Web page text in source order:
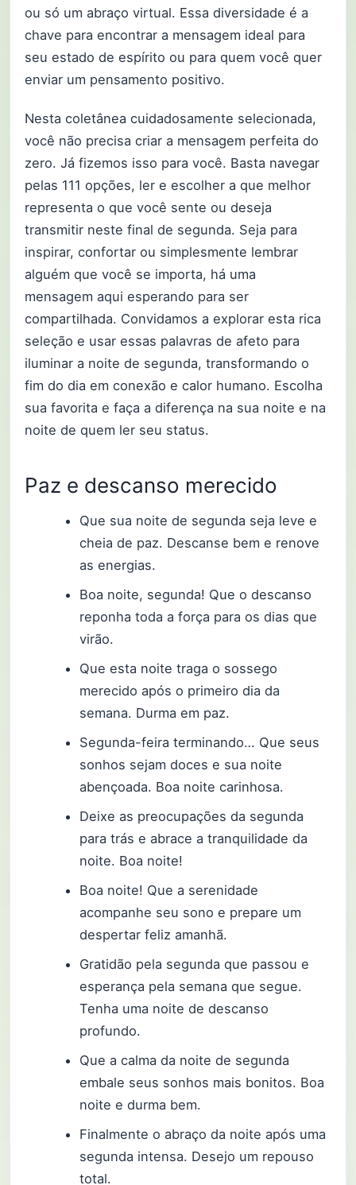
ou só um abraço virtual. Essa diversidade é a
chave para encontrar a mensagem ideal para
seu estado de espírito ou para quem você quer
enviar um pensamento positivo.
Nesta coletânea cuidadosamente selecionada,
você não precisa criar a mensagem perfeita do
zero. Já fizemos isso para você. Basta navegar
pelas 111 opções, ler e escolher a que melhor
representa o que você sente ou deseja
transmitir neste final de segunda. Seja para
inspirar, confortar ou simplesmente lembrar
alguém que você se importa, há uma
mensagem aqui esperando para ser
compartilhada. Convidamos a explorar esta rica
seleção e usar essas palavras de afeto para
iluminar a noite de segunda, transformando o
fim do dia em conexão e calor humano. Escolha
sua favorita e faça a diferença na sua noite e na
noite de quem ler seu status.
Paz e descanso merecido
Que sua noite de segunda seja leve e
cheia de paz. Descanse bem e renove
as energias.
Boa noite, segunda! Que o descanso
reponha toda a força para os dias que
virão.
Que esta noite traga o sossego
merecido após o primeiro dia da
semana. Durma em paz.
Segunda-feira terminando… Que seus
sonhos sejam doces e sua noite
abençoada. Boa noite carinhosa.
Deixe as preocupações da segunda
para trás e abrace a tranquilidade da
noite. Boa noite!
Boa noite! Que a serenidade
acompanhe seu sono e prepare um
despertar feliz amanhã.
Gratidão pela segunda que passou e
esperança pela semana que segue.
Tenha uma noite de descanso
profundo.
Que a calma da noite de segunda
embale seus sonhos mais bonitos. Boa
noite e durma bem.
Finalmente o abraço da noite após uma
segunda intensa. Desejo um repouso
total.